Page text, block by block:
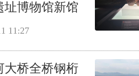
址博物馆新馆
11:27
大桥全桥钢桁